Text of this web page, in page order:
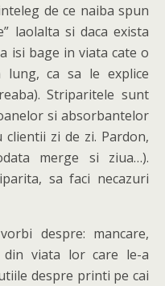
de ce naiba spun
laolalta si daca exista
isi bage in viata cate o
lung, ca sa le explice
Striparitele sunt
si absorbantelor
zi de zi. Pardon,
merge si ziua…).
sa faci necazuri
despre: mancare,
din viata lor care le-a
despre printi pe cai